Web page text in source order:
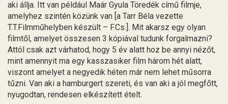
aki állja. Itt van például Maár Gyula Töredék című filmje,
amelyhez szintén közünk van [a Tarr Béla vezette
T.T.Filmműhelyben készült – F.Cs.]. Mit akarsz egy olyan
filmtől, amelyet összesen 3 kópiával tudunk forgalmazni?
Attól csak azt várhatod, hogy 5 év alatt hoz be annyi nézőt,
mint amennyit ma egy kasszasiker film három hét alatt,
viszont amelyet a negyedik héten már nem lehet műsorra
tűzni. Van aki a hamburgert szereti, és van aki a jól megfőtt,
nyugodtan, rendesen elkészített ételt.